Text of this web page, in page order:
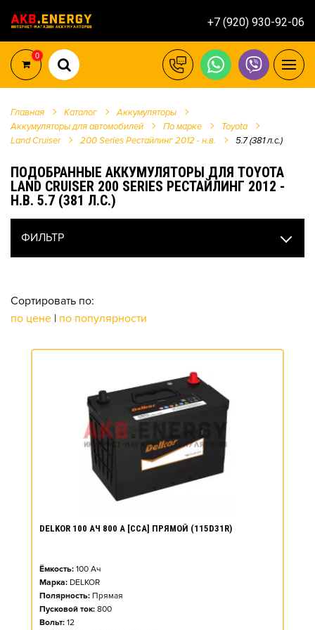
+7 (920) 930-92-06
0
Главная Каталог
Аккумуляторы
Аккумуляторы для автомобилей
По марке
Toyota
Land Cruiser
200 Series Рестайлинг 2012 - н.в. 5.7 (381 л.с.)
ПОДОБРАННЫЕ АККУМУЛЯТОРЫ ДЛЯ TOYOTA
LAND CRUISER 200 SERIES РЕСТАЙЛИНГ 2012 -
Н.В. 5.7 (381 Л.С.)
ФИЛЬТР
Сортировать по:
по цене | по популярности
DELKOR 100 АЧ 800 А [CCA] ПРЯМОЙ (115D31R)
Ёмкость: 100 Ач
Марка: DELKOR
Полярность: Прямая
Пусковой ток: 800
Вольт: 12